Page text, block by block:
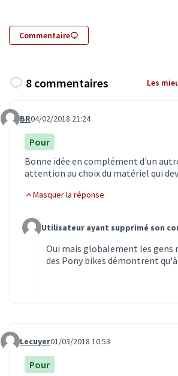
Commentaire
8 commentaires Les
Commentaire 209
BR04/02/2018 21:24
Pour
Bonne idée en complément d'un
attention au choix du matériel qui
Masquer la réponse
Commentaire 277 (réponse au
Utilisateur ayant supprimé son
Oui mais globalement les gens
des Pony bikes démontrent
Commentaire 233
Lecuyer01/03/2018 10:53
Pour